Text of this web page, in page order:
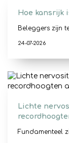
Hoe kansrijk
Beleggers zijn
24-07-2026
Lichte
Fundamenteel